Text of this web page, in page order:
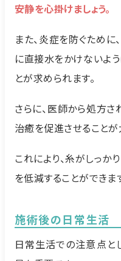
安静を心掛けましょう。
また、炎症を防ぐため
に直接水をかけないよ
とが求められます。
さらに、医師から処方
治癒を促進させることが
これにより、糸がしっか
を低減することができま
施術後の日常生活
日常生活での注意点と